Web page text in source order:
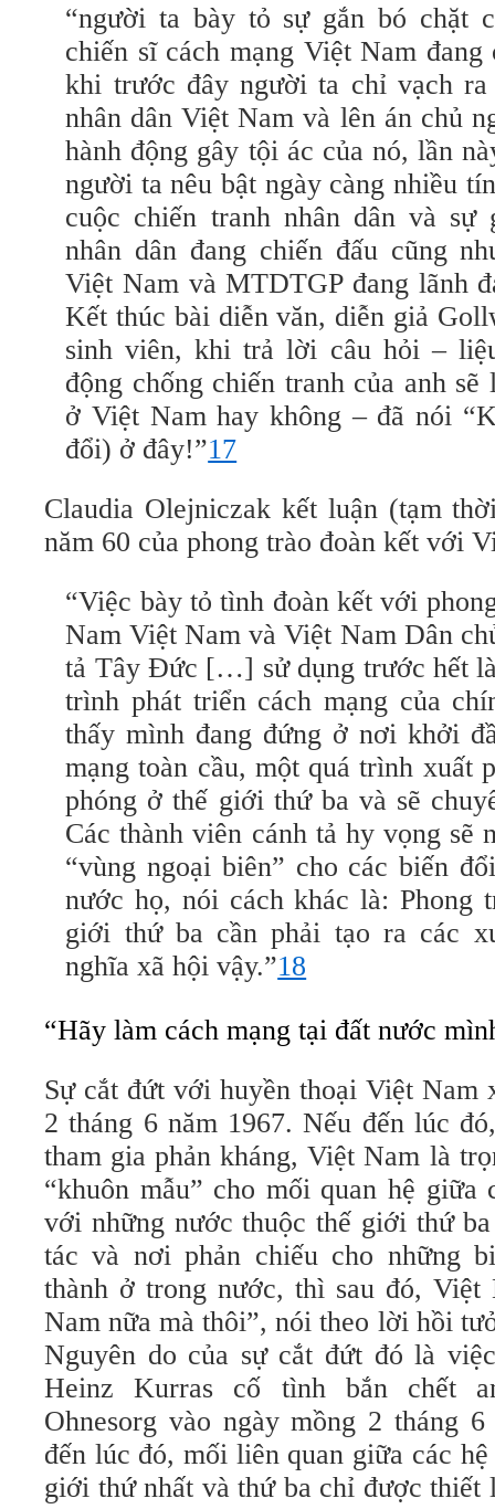
“người ta bày tỏ sự gắn bó chặt
chiến sĩ cách mạng Việt Nam
khi trước đây người ta chỉ vạch
nhân dân Việt Nam và lên án chủ
hành động gây tội ác của nó, lần
người ta nêu bật ngày càng nhiều
cuộc chiến tranh nhân dân và
nhân dân đang chiến đấu cũng
Việt Nam và MTDTGP đang lãnh
Kết thúc bài diễn văn, diễn giả
sinh viên, khi trả lời câu hỏi –
động chống chiến tranh của anh
ở Việt Nam hay không – đã nói
đổi) ở đây!”17
Claudia Olejniczak kết luận (tạm
năm 60 của phong trào đoàn kết với
“Việc bày tỏ tình đoàn kết với
Nam Việt Nam và Việt Nam Dân
tả Tây Đức […] sử dụng trước hết
trình phát triển cách mạng của
thấy mình đang đứng ở nơi khởi
mạng toàn cầu, một quá trình xuất
phóng ở thế giới thứ ba và sẽ
Các thành viên cánh tả hy vọng sẽ
“vùng ngoại biên” cho các biến
nước họ, nói cách khác là: Phong
giới thứ ba cần phải tạo ra các
nghĩa xã hội vậy.”18
“Hãy làm cách mạng tại đất nước
Sự cắt đứt với huyền thoại Việt Nam
2 tháng 6 năm 1967. Nếu đến lúc
tham gia phản kháng, Việt Nam là
“khuôn mẫu” cho mối quan hệ giữa
với những nước thuộc thế giới thứ
tác và nơi phản chiếu cho những
thành ở trong nước, thì sau đó, Việt
Nam nữa mà thôi”, nói theo lời hồi
Nguyên do của sự cắt đứt đó là
Heinz Kurras cố tình bắn chết
Ohnesorg vào ngày mồng 2 tháng
đến lúc đó, mối liên quan giữa các
giới thứ nhất và thứ ba chỉ được thiết